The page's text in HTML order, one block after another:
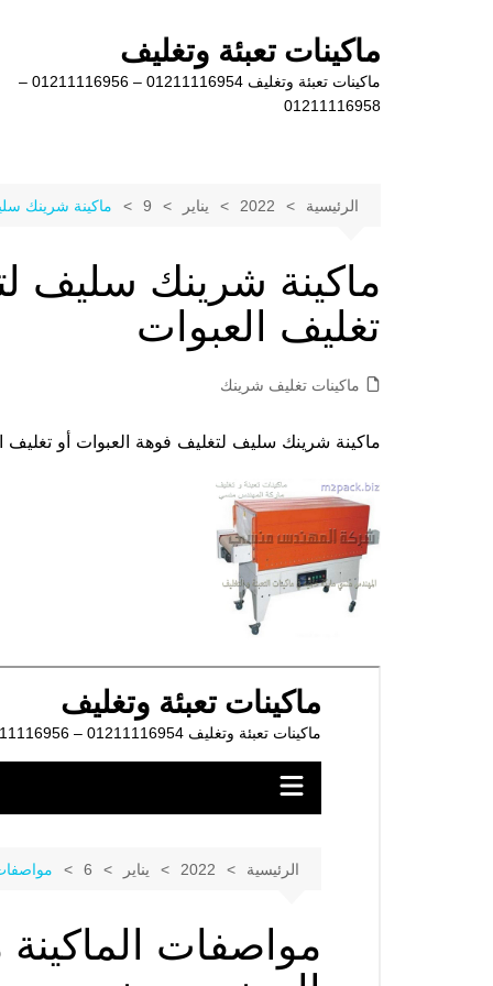
ماكينات تعبئة وتغليف
ماكينات تعبئة وتغليف 01211116954 – 01211116956 –
01211116958
الرئيسية 2022 يناير 9 ماكينة شرينك
ماكينة شرينك سليف
تغليف العبوات
ماكينات تغليف شرينك
ماكينة شرينك سليف لتغليف فوهة العبوات أو تغليف العبوات موديل 105